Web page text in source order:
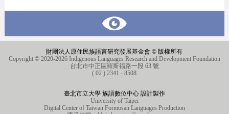
財團法人原住民族語言研究發展基金會 © 版權所有
Copyright © 2020-2026 Indigenous Languages Research and Development Foundation
台北市中正區羅斯福路一段 63 號
( 02 ) 2341 - 8508
臺北市立大學 族語數位中心 設計製作
University of Taipei
Digital Center of Taiwan Formosan Languages Production